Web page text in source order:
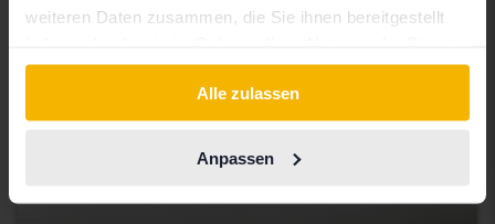
weiteren Daten zusammen, die Sie ihnen bereitgestellt
gesammelt haben.
Alle zulassen
Anpassen